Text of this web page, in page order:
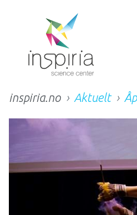
inspiria.no Aktuelt